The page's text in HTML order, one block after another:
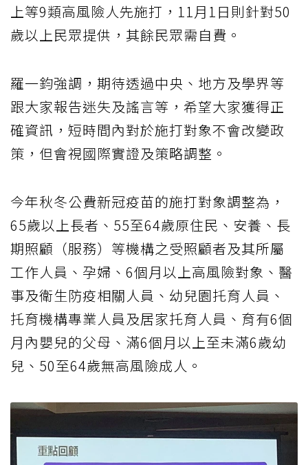
上等9類高風險人先施打，11月1日則針對50
歲以上民眾提供，其餘民眾需自費。
羅一鈞強調，期待透過中央、地方及學界等
跟大家報告迷失及謠言等，希望大家獲得正
確資訊，短時間內對於施打對象不會改變政
策，但會視國際實證及策略調整。
今年秋冬公費新冠疫苗的施打對象調整為，
65歲以上長者、55至64歲原住民、安養、長
期照顧（服務）等機構之受照顧者及其所屬
工作人員、孕婦、6個月以上高風險對象、醫
事及衛生防疫相關人員、幼兒園托育人員、
托育機構專業人員及居家托育人員、育有6個
月內嬰兒的父母、滿6個月以上至未滿6歲幼
兒、50至64歲無高風險成人。